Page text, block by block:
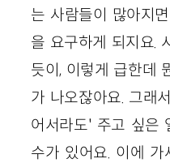
는 사람들이 많아지
을 요구하게 되지요.
듯이, 이렇게 급한데
가 나오잖아요. 그래
어서라도' 주고 싶은
수가 있어요. 이에